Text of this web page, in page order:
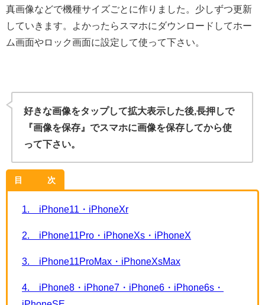
真画像などで機種サイズごとに作りました。少しずつ更新
していきます。よかったらスマホにダウンロードしてホー
ム画面やロック画面に設定して使って下さい。
好きな画像をタップして拡大表示した後,長押しで
『画像を保存』でスマホに画像を保存してから使
って下さい。
目 次
1. iPhone11・iPhoneXr
2. iPhone11Pro・iPhoneXs・iPhoneX
3. iPhone11ProMax・iPhoneXsMax
4. iPhone8・iPhone7・iPhone6・iPhone6s・